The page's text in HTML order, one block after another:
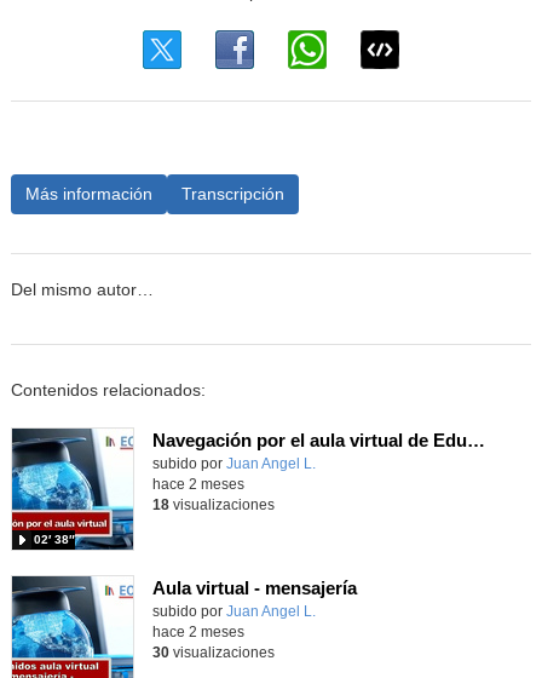
Más información Transcripción
Del mismo autor…
Contenidos relacionados:
Navegación por el aula virtual de EducaMadrid
Contenido educativo.
subido por Juan Angel L.
02′ 38″
hace 2 meses
18visualizaciones
Aula virtual - mensajería
Contenido educativo.
subido por Juan Angel L.
hace 2 meses
30visualizaciones